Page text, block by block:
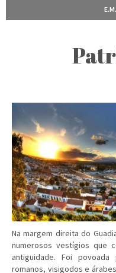
Na margem direita do
numerosos vestígios que
antiguidade. Foi
romanos, visigodos e